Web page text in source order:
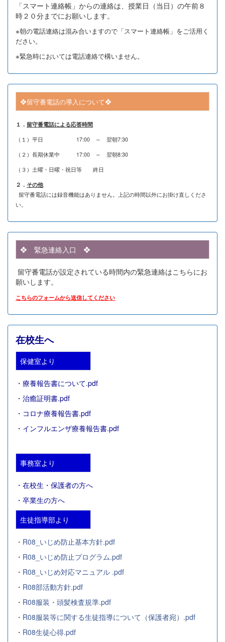
「スマート連絡帳」からの連絡は、授業日（当日）の午前８
時２０分までにお願いします。
※朝の電話連絡は混み合いますので「スマート連絡帳」をご活用く
ださい。
※緊急時においては電話連絡で構いません。
❖留守番電話の導入について❖
１． 留守番電話による応答時間
（１）平日 17:00 ～ 翌朝7:30
（２）長期休業中 17:00 ～ 翌朝8:30
（３）土曜・日曜・祝日等 終日
２． その他
留守番電話には録音機能はありません。上記の時間以外にお掛け直しくださ
い。
❖ 緊急連絡入口 ❖
留守番電話が設定されている時間内の緊急連絡はこちらにお
願いします。
こちらのフォームから送信してください
在校生へ
保健室より
・ 療養報告書について.pdf
・ 治癒証明書.pdf
・ コロナ療養報告書.pdf
・ インフルエンザ療養報告書.pdf
事務室より
・在校生・保護者の方へ
・卒業生の方へ
生徒指導部より
・ R08_いじめ防止基本方針.pdf
・ R08_いじめ防止プログラム.pdf
・ R08_いじめ対応マニュアル .pdf
・ R08部活動方針.pdf
・ R08服装・頭髪検査規準.pdf
・ R08服装等に関する生徒指導について（保護者宛）.pdf
・ R08生徒心得.pdf